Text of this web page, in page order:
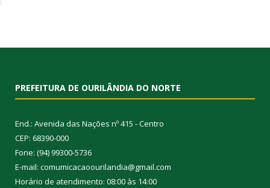
PREFEITURA DE OURILÂNDIA DO NORTE
End.: Avenida das Nações nº 415 - Centro
CEP: 68390-000
Fone: (94) 99300-5736
E-mail: comumicacaoourilandia@gmail.com
Horário de atendimento: 08:00 às 14:00